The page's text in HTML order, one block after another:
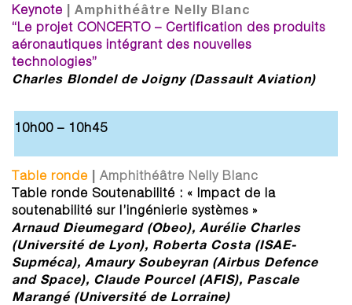
Keynote | Amphithéâtre Nelly Blanc
“Le projet CONCERTO – Certification des produits
aéronautiques intégrant des nouvelles
technologies”
Charles Blondel de Joigny (Dassault Aviation)
10h00 – 10h45
Table ronde | Amphithéâtre Nelly Blanc
Table ronde Soutenabilité : « Impact de la
soutenabilité sur l’ingénierie systèmes »
Arnaud Dieumegard (Obeo), Aurélie Charles
(Université de Lyon), Roberta Costa (ISAE-
Supméca), Amaury Soubeyran (Airbus Defence
and Space), Claude Pourcel (AFIS), Pascale
Marangé (Université de Lorraine)